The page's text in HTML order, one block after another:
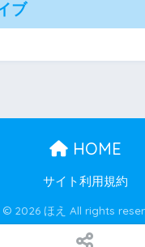
ブ
HOME
サイト利用規約
© 2026 ほえ All rights